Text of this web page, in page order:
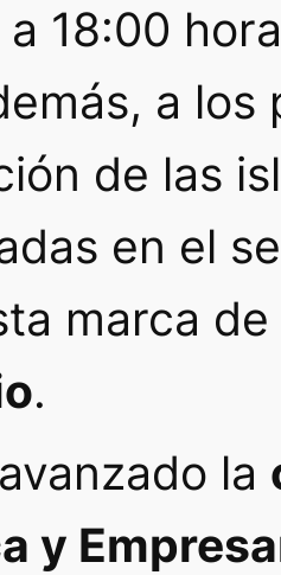
a 18:00
a
de las
en el
marca
.
la
y